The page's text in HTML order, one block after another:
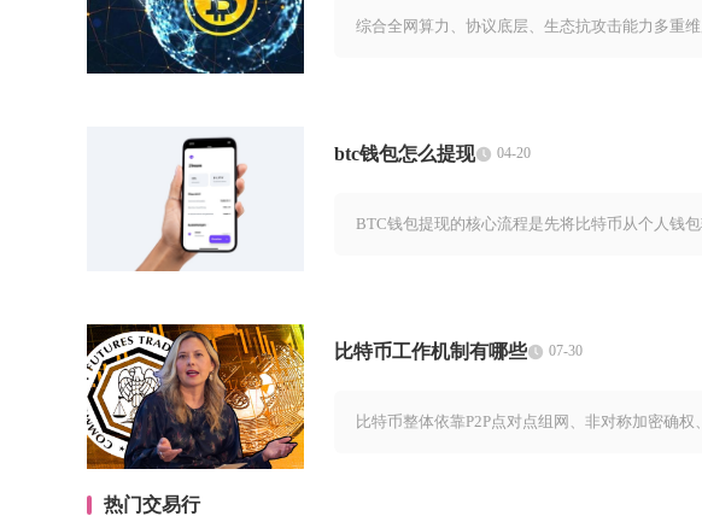
综合全网算力、协议底层、生态抗攻击能力多重
btc钱包怎么提现 04-20
BTC钱包提现的核心流程是先将比特币从个人钱
比特币工作机制有哪些 07-30
比特币整体依靠P2P点对点组网、非对称加密确
热门交易行